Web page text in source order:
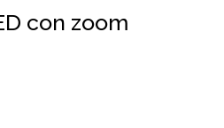
con zoom